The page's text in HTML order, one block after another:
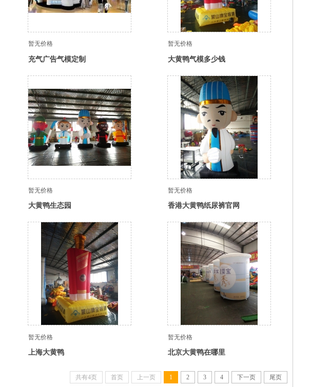
暂无价格
充气广告气模定制
暂无价格
大黄鸭气模多少钱
暂无价格
大黄鸭生态园
暂无价格
香港大黄鸭纸尿裤官网
暂无价格
上海大黄鸭
暂无价格
北京大黄鸭在哪里
共有4页 首页 上一页 1 2 3 4 下一页 尾页